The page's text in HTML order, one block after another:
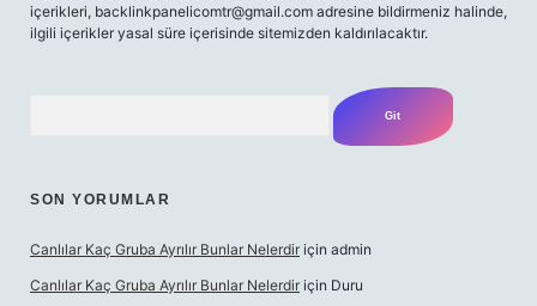
içerikleri, backlinkpanelicomtr@gmail.com adresine bildirmeniz halinde,
ilgili içerikler yasal süre içerisinde sitemizden kaldırılacaktır.
SON YORUMLAR
Canlılar Kaç Gruba Ayrılır Bunlar Nelerdir için admin
Canlılar Kaç Gruba Ayrılır Bunlar Nelerdir için Duru